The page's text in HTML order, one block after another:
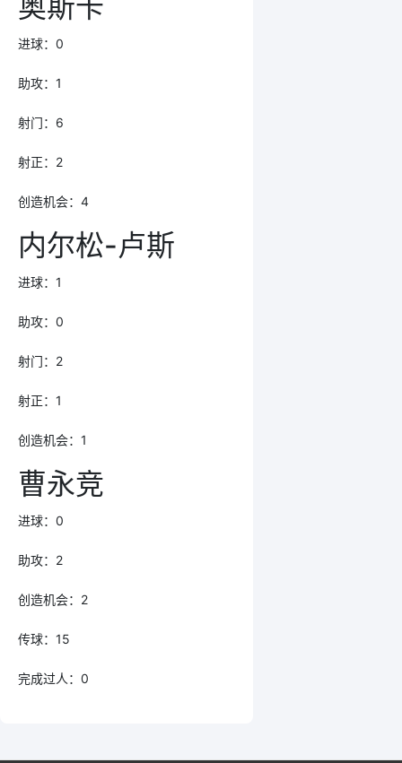
进球：0
助攻：1
射门：6
射正：2
创造机会：4
内尔松-卢斯
进球：1
助攻：0
射门：2
射正：1
创造机会：1
曹永竞
进球：0
助攻：2
创造机会：2
传球：15
完成过人：0